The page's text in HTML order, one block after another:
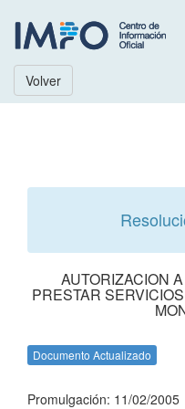
Volver
AUTORIZACION
PRESTAR
Documento Actualizado
Promulgación: 11/02/2005